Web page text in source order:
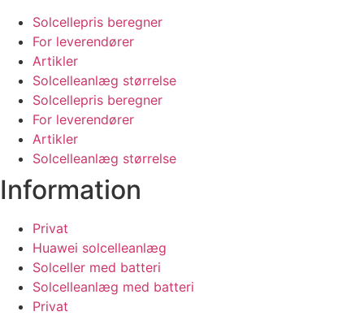
Solcellepris beregner
For leverendører
Artikler
Solcelleanlæg størrelse
Solcellepris beregner
For leverendører
Artikler
Solcelleanlæg størrelse
Information
Privat
Huawei solcelleanlæg
Solceller med batteri
Solcelleanlæg med batteri
Privat